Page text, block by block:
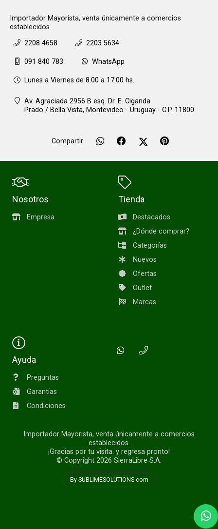
Importador Mayorista, venta únicamente a comercios
establecidos
2208 4658
2203 5634
091 840 783 WhatsApp
Lunes a Viernes de 8.00 a 17.00 hs.
Av. Agraciada 2956 B esq. Dr. E. Ciganda
Prado / Bella Vista, Montevideo - Uruguay - C.P. 11800
Compartir
Nosotros
Empresa
Tienda
Destacados
¿Dónde comprar?
Categorías
Nuevos
Ofertas
Outlet
Marcas
Ayuda
Preguntas
Garantías
Condiciones
Importador Mayorista, venta únicamente a comercios
establecidos.
¡Gracias por tu visita. y regresa pronto!
© Copyright 2026 SierraLibre S.A.
By SUBLIMESOLUTIONS.com